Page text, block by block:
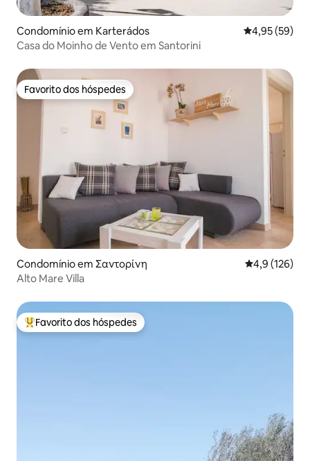
Condomínio em Karterádos Classificação
4,95 (59)
Casa do Moinho de Vento em Santorini
Favorito dos hóspedes
Favorito dos hóspedes
Condomínio em Σαντορίνη Classificação
4,9 (126)
Alto Mare Villa
Favoritos dos hóspedes mais apreciados
Favorito dos hóspedes